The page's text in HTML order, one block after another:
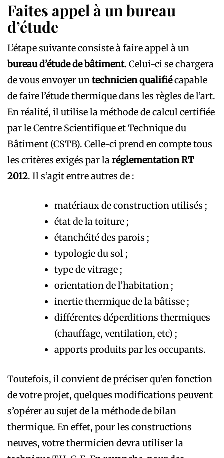
Faites appel à un bureau
d’étude
L’étape suivante consiste à faire appel à un
bureau d’étude de bâtiment. Celui-ci se chargera
de vous envoyer untechnicien qualifiécapable
de faire l’étude thermique dans les règles de l’art.
En réalité, il utilise la méthode de calcul certifiée
par le Centre Scientifique et Technique du
Bâtiment (CSTB). Celle-ci prend en compte tous
les critères exigés par laréglementationRT
2012. Il s’agit entre autres de :
matériaux de construction utilisés ;
état de la toiture ;
étanchéité des parois ;
typologie du sol ;
type de vitrage ;
orientation de l’habitation ;
inertie thermique de la bâtisse ;
différentes déperditions thermiques
(chauffage, ventilation, etc) ;
apports produits par les occupants.
Toutefois, il convient de préciser qu’en fonction
de votre projet, quelques modifications peuvent
s’opérer au sujet de la méthode de bilan
thermique. En effet, pour les constructions
neuves, votre thermicien devra utiliser la